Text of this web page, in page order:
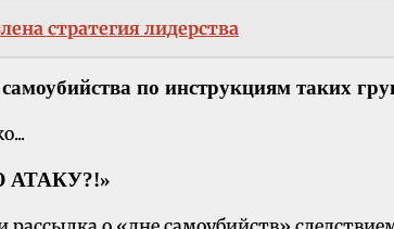
стратегия лидерства
по инструкциям таких